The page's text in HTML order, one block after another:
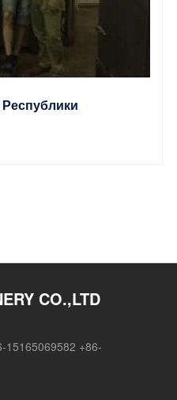
CO.,LTD
15165069582 +86-